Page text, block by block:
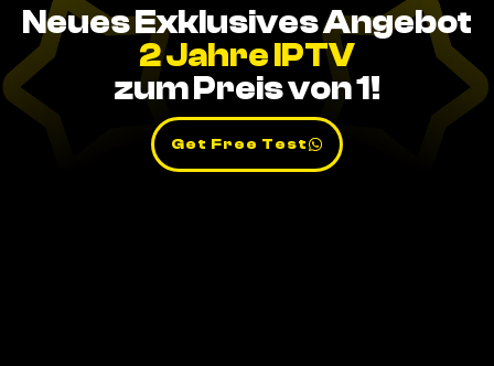
Neues Exklusives Angebot
2 Jahre IPTV
zum Preis von 1!
Get Free Test